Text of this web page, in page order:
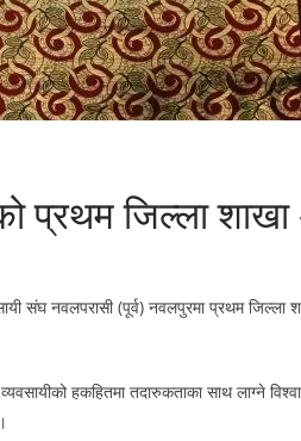
प्रथम जिल्ला
संघ नवलपरासी (पूर्व) नवलपुरमा प्रथम जिल्ला
हकहितमा तदारुकताका साथ लाग्ने